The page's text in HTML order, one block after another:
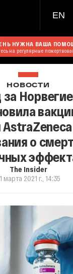
EN
НУЖНА ВАША
на регулярные
НОВОСТИ
о
The Insider
марта 2021 г., 14:35